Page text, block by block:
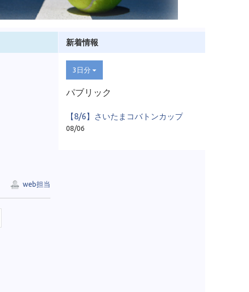
web担当
新着情報
3日分
パブリック
【8/6】さいたまコバトンカップ
08/06